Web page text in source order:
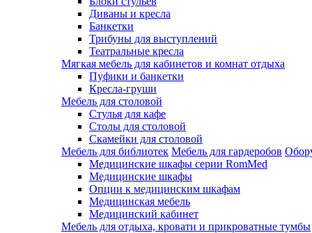
Диваны и кресла
Банкетки
Трибуны для выступлений
Театральные кресла
Мягкая мебель для кабинетов и комнат отдыха
Пуфики и банкетки
Кресла-груши
Мебель для столовой
Cтулья для кафе
Cтолы для столовой
Скамейки для столовой
Мебель для библиотек Мебель для гардеробов
Медицинские шкафы серии RomMed
Медицинские шкафы
Опции к медицинским шкафам
Медицинская мебель
Медицинский кабинет
Мебель для отдыха, кровати и прикроватные тумбы